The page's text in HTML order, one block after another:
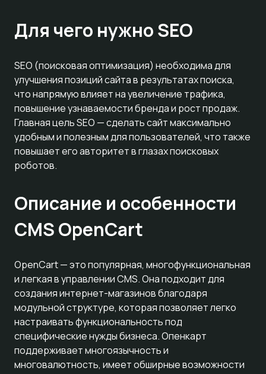
Для чего нужно SEO
SEO (поисковая оптимизация) необходима для
улучшения позиций сайта в результатах поиска,
что напрямую влияет на увеличение трафика,
повышение узнаваемости бренда и рост продаж.
Главная цель SEO — сделать сайт максимально
удобным и полезным для пользователей, что также
повышает его авторитет в глазах поисковых
роботов.
Описание и особенности
CMS OpenCart
OpenCart — это популярная, многофункциональная
и легкая в управлении CMS. Она подходит для
создания интернет-магазинов благодаря
модульной структуре, которая позволяет легко
настраивать функциональность под
специфические нужды бизнеса. Опенкарт
поддерживает многоязычность и
многовалютность, имеет обширные возможности